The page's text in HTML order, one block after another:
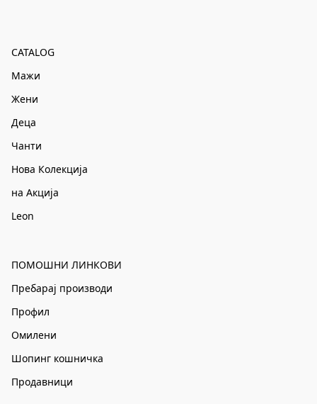
CATALOG
Мажи
Жени
Деца
Чанти
Нова Колекција
на Акција
Leon
ПОМОШНИ ЛИНКОВИ
Пребарај производи
Профил
Омилени
Шопинг кошничка
Продавници